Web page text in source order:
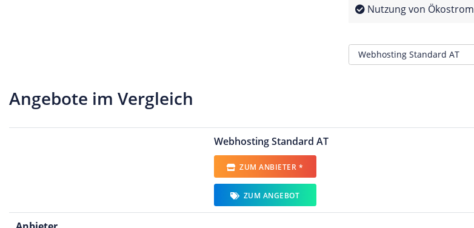
Nutzung von Ökostrom
Angebote im Vergleich
Webhosting Standard AT
ZUM ANBIETER *
ZUM ANGEBOT